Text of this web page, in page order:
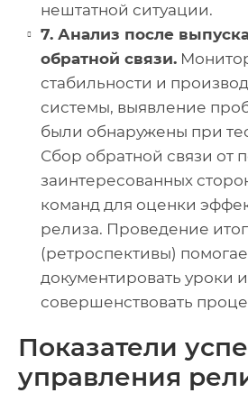
нештатной ситуации.
7. Анализ после
обратной связи.
стабильности и
системы, выявление
были обнаружены при
Сбор обратной связи от
заинтересованных
команд для оценки
релиза. Проведение
(ретроспективы)
документировать уроки и
совершенствовать
Показатели
управления